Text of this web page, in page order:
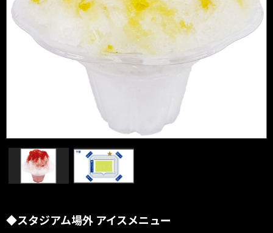
◆スタジアム場外 アイスメニュー